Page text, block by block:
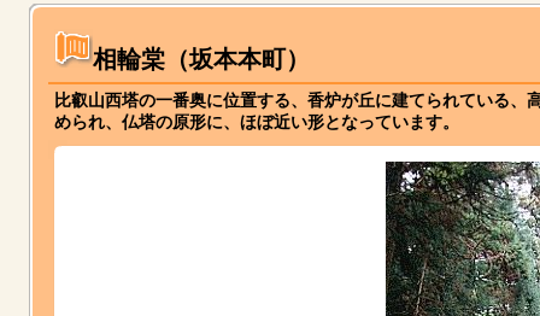
相輪棠（坂本本町）
比叡山西塔の一番奥に位置する、香炉が丘に建てられている
められ、仏塔の原形に、ほぼ近い形となっています。